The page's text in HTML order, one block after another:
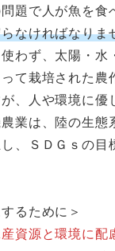
題で人が魚を食
なければなりま
わず、太陽・水
て栽培された農
、人や環境に優
業は、陸の生態
、ＳＤＧｓの目
るために＞
資源と環境に配